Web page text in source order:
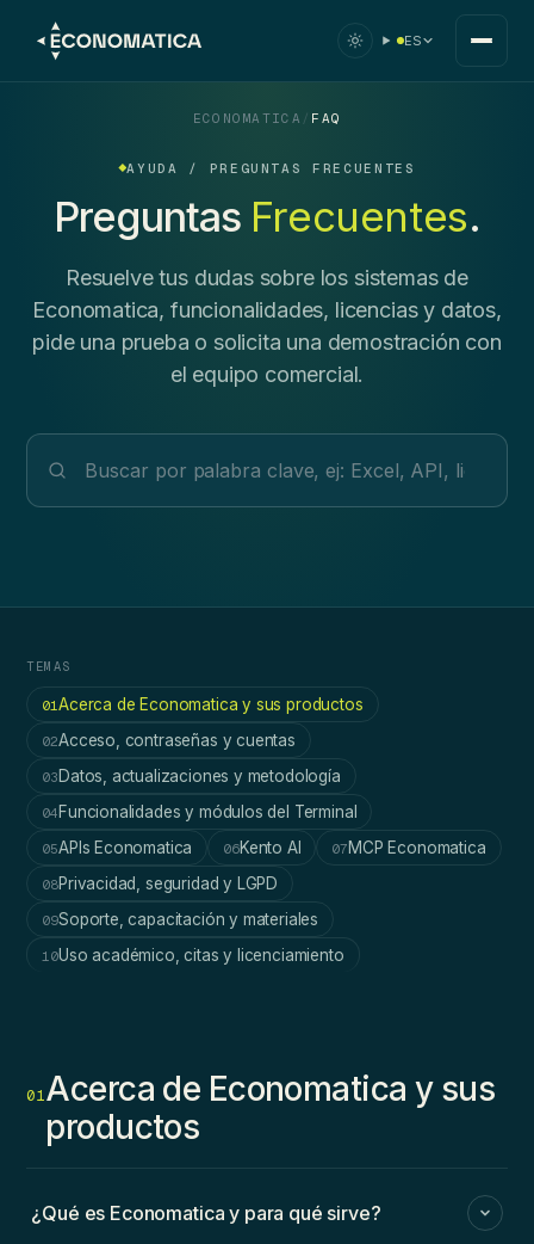
ES
ECONOMATICA / FAQ
AYUDA / PREGUNTAS FRECUENTES
Preguntas Frecuentes.
Resuelve tus dudas sobre los sistemas de
Economatica, funcionalidades, licencias y datos,
pide una prueba o solicita una demostración con
el equipo comercial.
TEMAS
01Acerca de Economatica y sus productos
02Acceso, contraseñas y cuentas
03 Datos, actualizaciones y metodología
04 Funcionalidades y módulos del Terminal
05APIs Economatica 06Kento AI 07 MCP Economatica
08Privacidad, seguridad y LGPD
09Soporte, capacitación y materiales
10Uso académico, citas y licenciamiento
01Acerca de Economatica y sus
productos
¿Qué es Economatica y para qué sirve?